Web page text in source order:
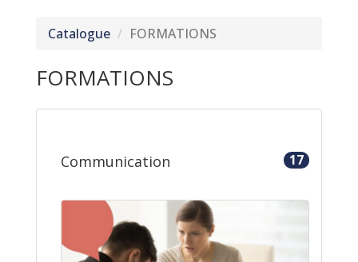
Catalogue FORMATIONS
FORMATIONS
Communication 17